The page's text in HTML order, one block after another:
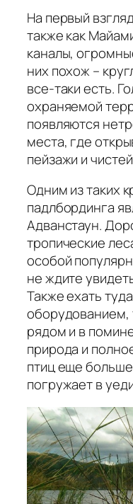
На первый
также как
каналы,
них похож –
все-таки есть.
охраняемой
появляются
места, где
пейзажи и
Одним из таких
падлбординга
Адванстаун.
тропические
особой
не ждите
Также ехать
оборудованием,
рядом и в
природа и
птиц еще
погружает в